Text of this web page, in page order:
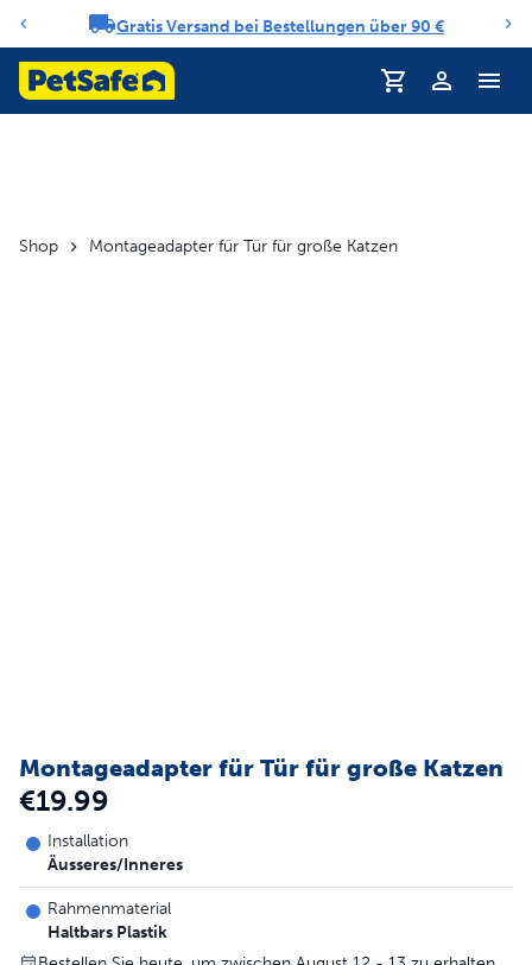
Benachrichtigungs-Karussell
Gratis Versand bei Bestellungen über 90 €
Profil
Shop Montageadapter für Tür für große Katzen
Montageadapter für Tür für große Katzen
€19.99
Installation
Äusseres/Inneres
Rahmenmaterial
Haltbars Plastik